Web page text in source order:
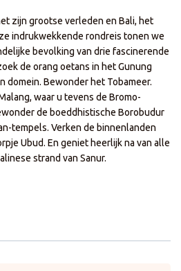
zijn grootse verleden en Bali, het
indrukwekkende rondreis tonen we
bevolking van drie fascinerende
de orang oetans in het Gunung
domein. Bewonder het Tobameer.
waar u tevens de Bromo-
de boeddhistische Borobudur
tempels. Verken de binnenlanden
Ubud. En geniet heerlijk na van alle
strand van Sanur.